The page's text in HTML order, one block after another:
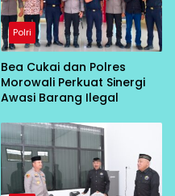
Polri
Bea Cukai dan Polres
Morowali Perkuat Sinergi
Awasi Barang Ilegal